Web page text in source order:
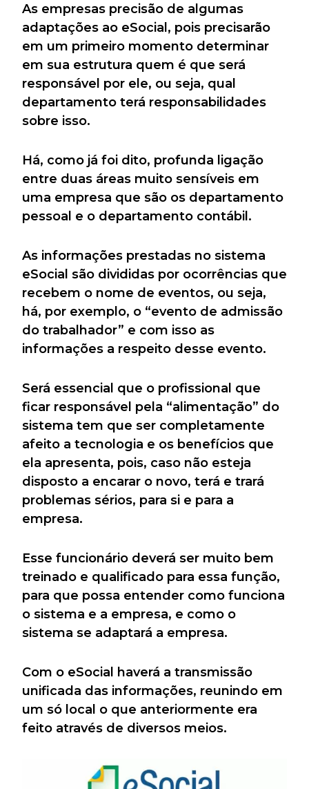
As empresas precisão de algumas
adaptações ao eSocial, pois precisarão
em um primeiro momento determinar
em sua estrutura quem é que será
responsável por ele, ou seja, qual
departamento terá responsabilidades
sobre isso.
Há, como já foi dito, profunda ligação
entre duas áreas muito sensíveis em
uma empresa que são os departamento
pessoal e o departamento contábil.
As informações prestadas no sistema
eSocial são divididas por ocorrências que
recebem o nome de eventos, ou seja,
há, por exemplo, o “evento de admissão
do trabalhador” e com isso as
informações a respeito desse evento.
Será essencial que o profissional que
ficar responsável pela “alimentação” do
sistema tem que ser completamente
afeito a tecnologia e os benefícios que
ela apresenta, pois, caso não esteja
disposto a encarar o novo, terá e trará
problemas sérios, para si e para a
empresa.
Esse funcionário deverá ser muito bem
treinado e qualificado para essa função,
para que possa entender como funciona
o sistema e a empresa, e como o
sistema se adaptará a empresa.
Com o eSocial haverá a transmissão
unificada das informações, reunindo em
um só local o que anteriormente era
feito através de diversos meios.